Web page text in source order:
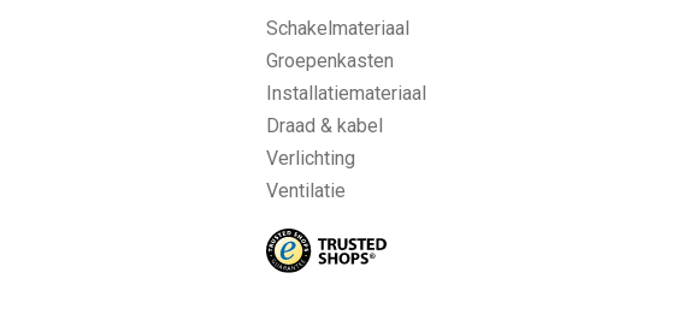
Schakelmateriaal
Groepenkasten
Installatiemateriaal
Draad & kabel
Verlichting
Ventilatie